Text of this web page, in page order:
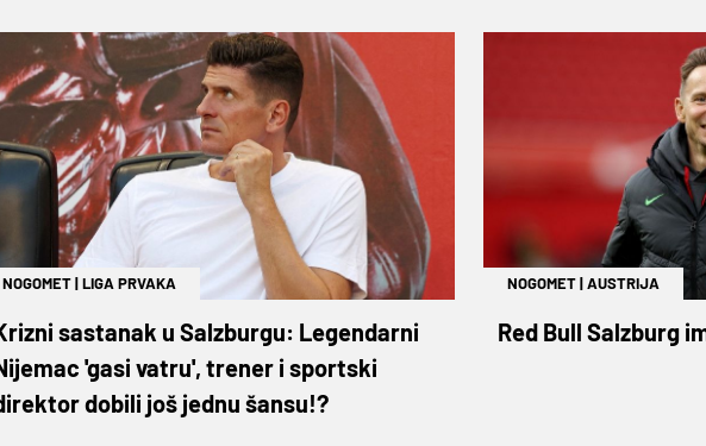
NOGOMET|LIGA PRVAKA
sastanak u Salzburgu: Legendarni
'gasi vatru', trener i sportski
dobili još jednu šansu!?
NOGOMET|AUSTRIJA
Red Bull Salzburg